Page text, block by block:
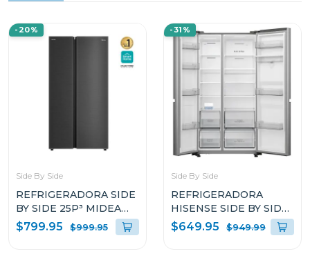
-20%
Side By Side
REFRIGERADORA SIDE
BY SIDE 25P³ MIDEA
SPACEMASTER
MDRS925MGM45A
$799.95 $999.95
-31%
Side By Side
REFRIGERADORA
HISENSE SIDE BY SIDE
DE 23P³ NO FROST
RS230NV5
$649.95 $949.99